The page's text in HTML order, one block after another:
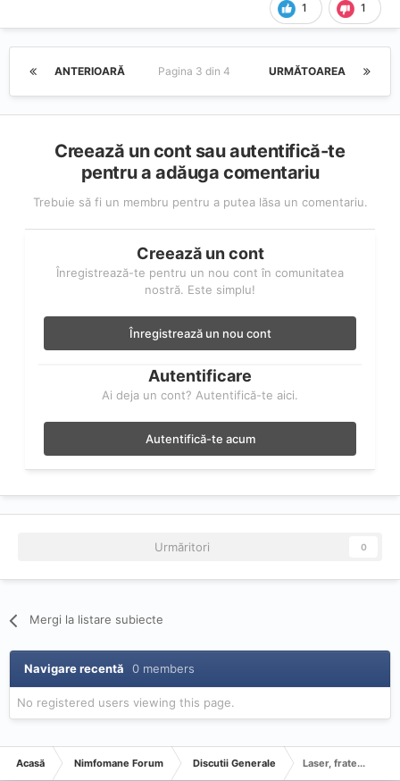
1 1
ANTERIOARĂ URMĂTOAREA
Pagina 3 din 4
Creează un cont sau autentifică-te
pentru a adăuga comentariu
Trebuie să fi un membru pentru a putea lăsa un comentariu.
Creează un cont
Înregistrează-te pentru un nou cont în comunitatea
nostră. Este simplu!
Înregistrează un nou cont
Autentificare
Ai deja un cont? Autentifică-te aici.
Autentifică-te acum
Urmăritori 0
Mergi la listare subiecte
Navigare recentă 0 members
No registered users viewing this page.
Acasă Nimfomane Forum Discutii Generale Laser, frate...